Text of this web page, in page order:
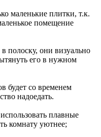
маленькие плитки, т.к.
помещение
полоску, они визуально
его в нужном
будет со временем
надоедать.
плавные
комнату уютнее;